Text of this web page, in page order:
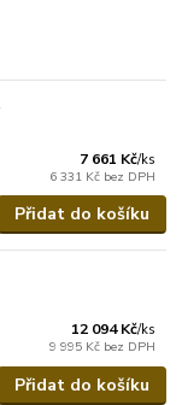
7 661 Kč/ks
6 331 Kč bez DPH
Přidat do košíku
12 094 Kč/ks
9 995 Kč bez DPH
Přidat do košíku